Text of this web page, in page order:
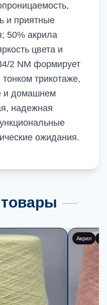
и приятные
50% акрила
цвета и
2 NM формирует
трикотаже,
и домашнем
надежная
ожидания.
Акрил